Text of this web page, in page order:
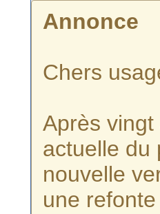
Annonce
Chers
Après
actuelle du
nouvelle
une